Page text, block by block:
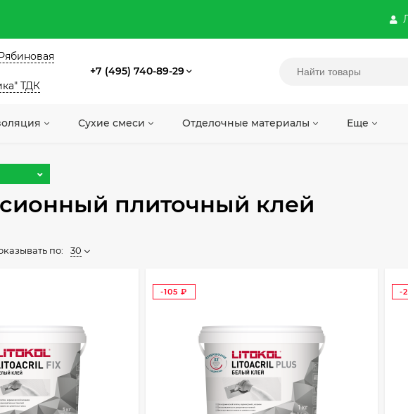
ТДК
+7 (495) 740-89-29
Сухие смеси Отделочные материалы Еще
плиточный клей
по: 30
-105
-